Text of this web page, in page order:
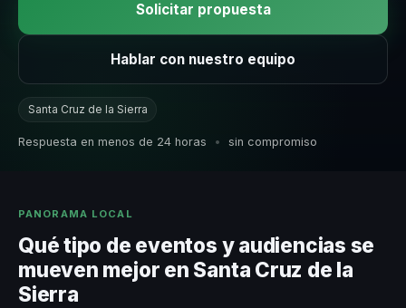
Solicitar propuesta
Hablar con nuestro equipo
Santa Cruz de la Sierra
Respuesta en menos de 24 horas • sin compromiso
PANORAMA LOCAL
Qué tipo de eventos y audiencias se
mueven mejor en Santa Cruz de la
Sierra